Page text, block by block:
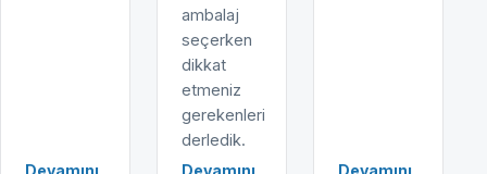
Devamını
ambalaj
seçerken
dikkat
etmeniz
gerekenleri
derledik.
Devamını
Devamını